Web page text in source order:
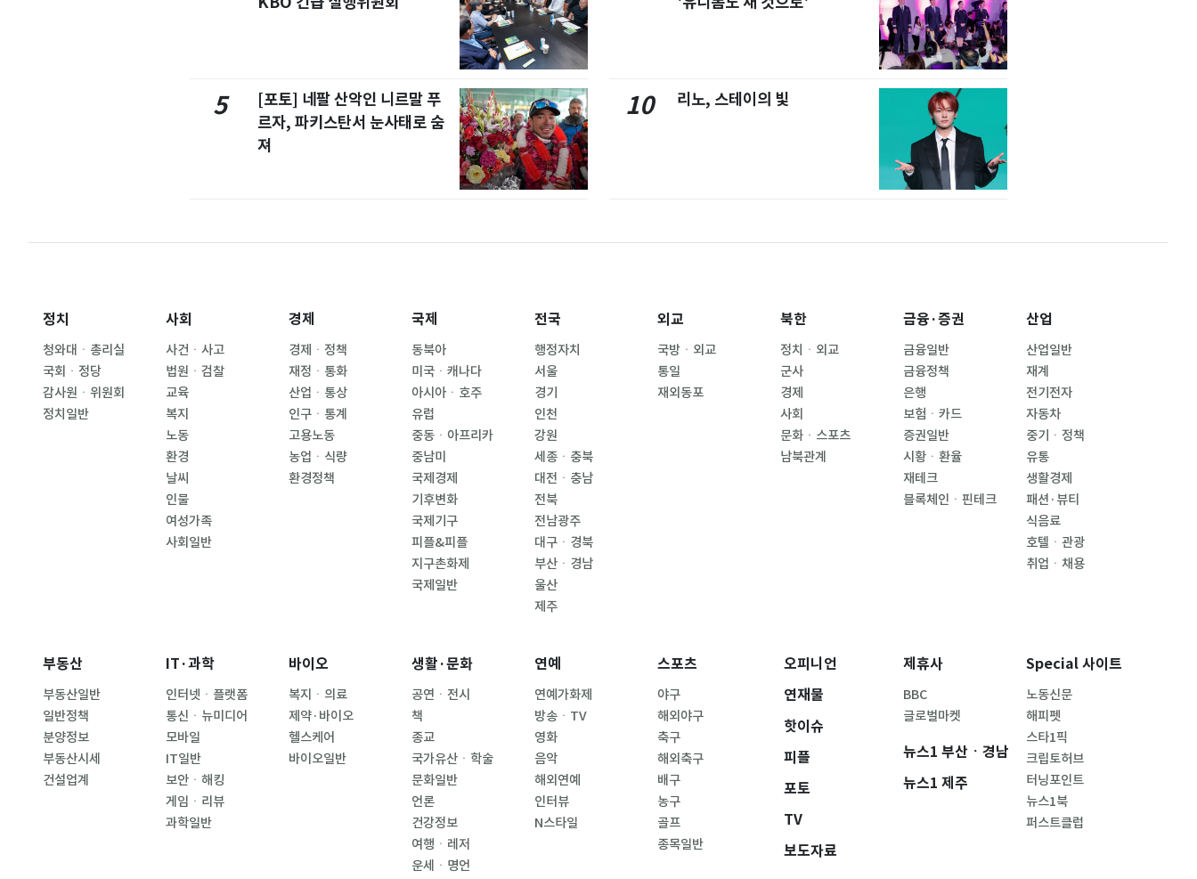
5
[포토] 네팔 산악인 니르말 푸
르자, 파키스탄서 눈사태로 숨
져
10 리노, 스테이의 빛
정치
청와대ㆍ총리실
국회ㆍ정당
감사원ㆍ위원회
정치일반
사회
사건ㆍ사고
법원ㆍ검찰
교육
복지
노동
환경
날씨
인물
여성가족
사회일반
경제
경제ㆍ정책
재정ㆍ통화
산업ㆍ통상
인구ㆍ통계
고용노동
농업ㆍ식량
환경정책
국제
동북아
미국ㆍ캐나다
아시아ㆍ호주
유럽
중동ㆍ아프리카
중남미
국제경제
기후변화
국제기구
피플&피플
지구촌화제
국제일반
전국
행정자치
서울
경기
인천
강원
세종ㆍ충북
대전ㆍ충남
전북
전남광주
대구ㆍ경북
부산ㆍ경남
울산
제주
외교
국방ㆍ외교
통일
재외동포
북한
정치ㆍ외교
군사
경제
사회
문화ㆍ스포츠
남북관계
금융·증권
금융일반
금융정책
은행
보험ㆍ카드
증권일반
시황ㆍ환율
재테크
블록체인ㆍ핀테크
산업
산업일반
재계
전기전자
자동차
중기ㆍ정책
유통
생활경제
패션·뷰티
식음료
호텔ㆍ관광
취업ㆍ채용
부동산
부동산일반
일반정책
분양정보
부동산시세
건설업계
IT·과학
인터넷ㆍ플랫폼
통신ㆍ뉴미디어
모바일
IT일반
보안ㆍ해킹
게임ㆍ리뷰
과학일반
바이오
복지ㆍ의료
제약·바이오
헬스케어
바이오일반
생활·문화
공연ㆍ전시
책
종교
국가유산ㆍ학술
문화일반
언론
건강정보
여행ㆍ레저
운세ㆍ명언
연예
연예가화제
방송ㆍTV
영화
음악
해외연예
인터뷰
N스타일
스포츠
야구
해외야구
축구
해외축구
배구
농구
골프
종목일반
오피니언
연재물
핫이슈
피플
포토
TV
보도자료
제휴사
BBC
글로벌마켓
뉴스1 부산ㆍ경남
뉴스1 제주
Special 사이트
노동신문
해피펫
스타1픽
크립토허브
터닝포인트
뉴스1북
퍼스트클럽